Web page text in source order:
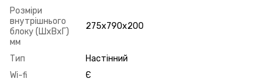
Розміри
внутрішнього
блоку (ШxВxГ)
мм
275x790x200
Тип
Настінний
Wi-fi
Є